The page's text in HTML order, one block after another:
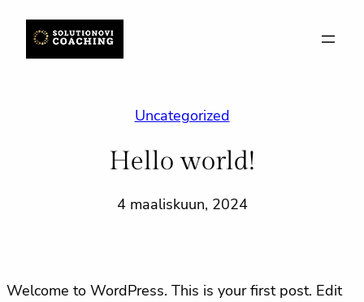
Siirry
sisältöön
Uncategorized
Hello world!
4 maaliskuun, 2024
Welcome to WordPress. This is your first post. Edit